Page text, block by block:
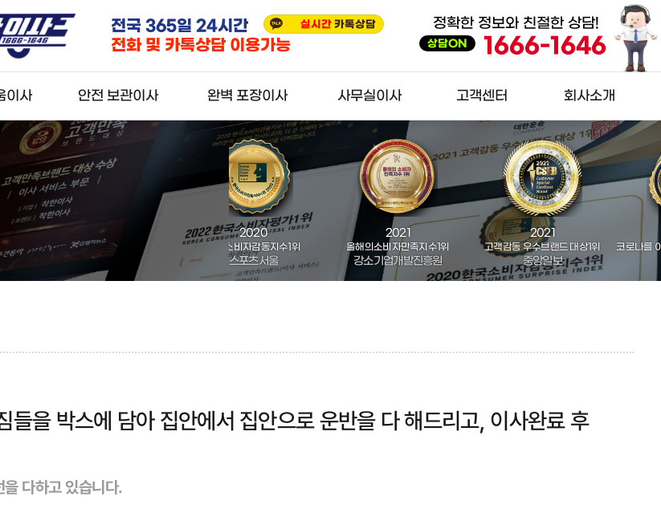
창장
4년 연속 대한민국
고객만족 브랜드 대상
한국금융경제신문 (4년 연속)
한국소비자평가1위
전국 365일 24시간
전화 및 카톡상담 이용가능
실시간카톡상담
실시간 카톡상담 실시간카톡상담 정확한 정보와 친절한 상담!
상담ON 1666-1646
이사 안전 보관이사 완벽 포장이사 사무실이사 고객센터 회사소개
이사
이사
안전 보관이사
견적신청
완벽 포장이사
견적신청
사무실이사
견적신청
A/S문의
착한기사모집
체크포인트
손없는날
회사소개
직원소개
착한이사 웹진
사회공헌
2024년
시장 표창장
특별시
2020
한국소비자감동지수1위
스포츠서울
2021
올해의소비자만족지수1위
강소기업개발진흥원
고객감동 우수브랜드 대상1위
중앙일보
코로나를 이겨낸 대한민국 강소기업
중앙일보
을 박스에 담아 집안에서 집안으로 운반을 다 해드리고, 이사완료 후
다하고 있습니다.